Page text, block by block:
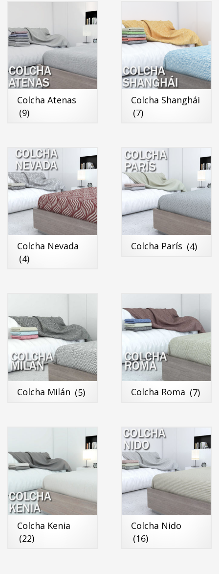
Colcha Atenas
(9)
Colcha Shanghái
(7)
Colcha Nevada
(4)
Colcha París (4)
Colcha Milán (5) Colcha Roma (7)
Colcha Kenia
(22)
Colcha Nido
(16)